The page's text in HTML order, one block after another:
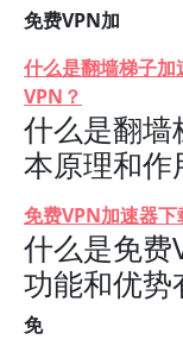
免费VPN加
什么是翻墙梯子
VPN？
什么是翻墙
本原理和作
免费VPN加速器
什么是免费
功能和优势
免